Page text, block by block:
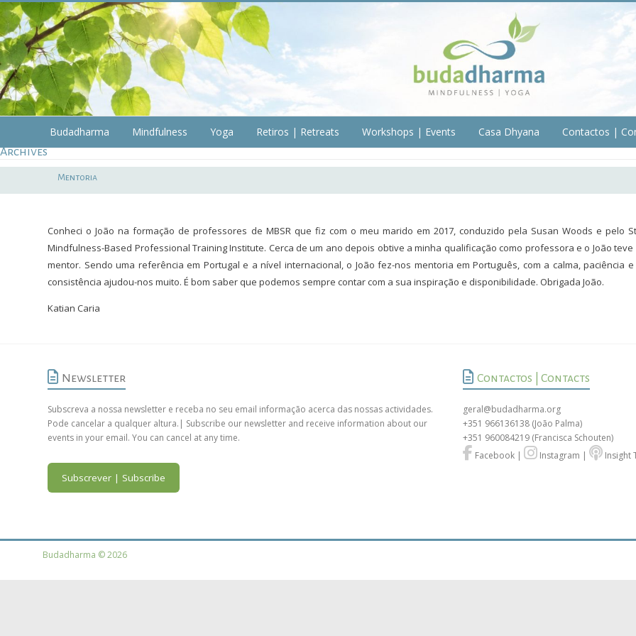
Skip
to
content
Budadharma
Mindfulness
Budadharma Mindfulness Yoga Retiros | Retreats Workshops | Events Casa Dhyana Contactos |
Archives
Mentoria
Conheci o João na formação de professores de MBSR que fiz com o meu marido em 2017, conduzido pela Susan Woods e pelo
Mindfulness-Based Professional Training Institute. Cerca de um ano depois obtive a minha qualificação como professora e o João
mentor. Sendo uma referência em Portugal e a nível internacional, o João fez-nos mentoria em Português, com a calma,
consistência ajudou-nos muito. É bom saber que podemos sempre contar com a sua inspiração e disponibilidade. Obrigada João.
Katian Caria
Newsletter
Subscreva a nossa newsletter e receba no seu email informação acerca das nossas actividades.
Pode cancelar a qualquer altura.| Subscribe our newsletter and receive information about our
events in your email. You can cancel at any time.
Subscrever | Subscribe
Contactos | Contacts
geral@budadharma.org
+351 966136138 (João Palma)
+351 960084219 (Francisca Schouten)
Facebook | Instagram | Insight
Budadharma © 2026